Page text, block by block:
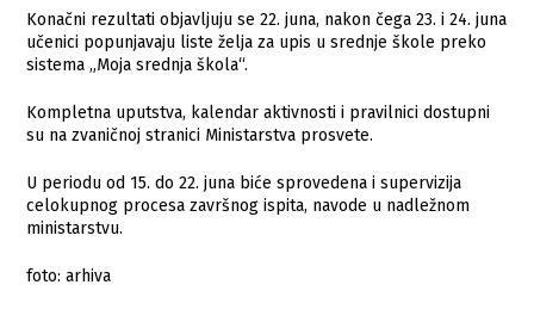
Konačni rezultati objavljuju se 22. juna, nakon čega 23. i 24. juna
učenici popunjavaju liste želja za upis u srednje škole preko
sistema „Moja srednja škola“.
Kompletna uputstva, kalendar aktivnosti i pravilnici dostupni
su na zvaničnoj stranici Ministarstva prosvete.
U periodu od 15. do 22. juna biće sprovedena i supervizija
celokupnog procesa završnog ispita, navode u nadležnom
ministarstvu.
foto: arhiva